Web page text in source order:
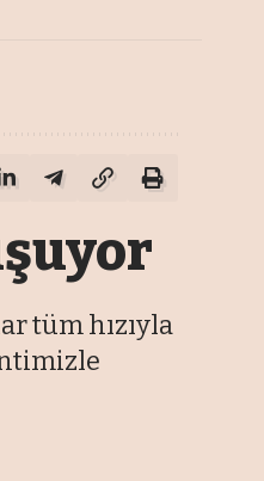
tüm hızıyla